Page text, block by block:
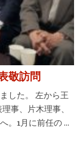
敬訪問
した。 左から王
、片木理事、
。1月に前任の ...